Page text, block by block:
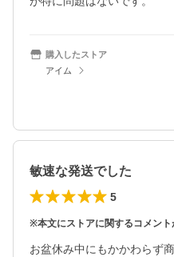
購入したストア
アイム
敏速な発送でした
5
※本文にストアに関するコメント
お盆休み中にもかかわらず